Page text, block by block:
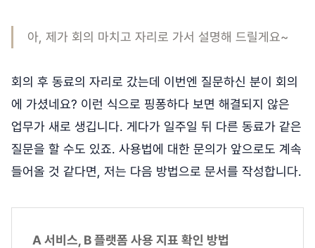
아, 제가 회의 마치고 자리로 가서 설명해 드릴게요~
회의 후 동료의 자리로 갔는데 이번엔 질문하신 분이 회의
에 가셨네요? 이런 식으로 핑퐁하다 보면 해결되지 않은
업무가 새로 생깁니다. 게다가 일주일 뒤 다른 동료가 같은
질문을 할 수도 있죠. 사용법에 대한 문의가 앞으로도 계속
들어올 것 같다면, 저는 다음 방법으로 문서를 작성합니다.
A 서비스, B 플랫폼 사용 지표 확인 방법